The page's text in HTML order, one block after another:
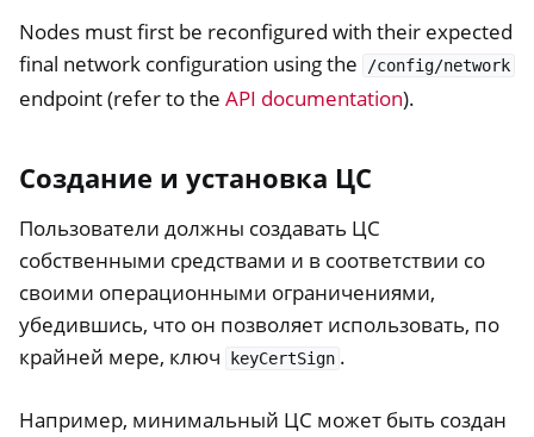
Nodes must first be reconfigured with their expected
final network configuration using the
/config/network
endpoint (refer to the API documentation).
Создание и установка ЦС
Пользователи должны создавать ЦС
собственными средствами и в соответствии со
своими операционными ограничениями,
убедившись, что он позволяет использовать, по
крайней мере, ключ
keyCertSign .
Например, минимальный ЦС может быть создан